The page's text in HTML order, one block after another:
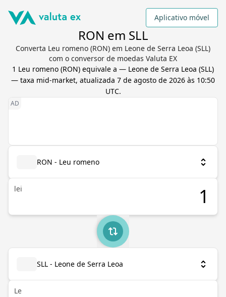
Aplicativo móvel
RON em SLL
Converta Leu romeno (RON) em Leone de Serra Leoa (SLL)
com o conversor de moedas Valuta EX
1 Leu romeno (RON) equivale a — Leone de Serra Leoa (SLL)
— taxa mid-market, atualizada 7 de agosto de 2026 às 10:50
UTC.
RON - Leu romeno
lei
SLL - Leone de Serra Leoa
Le